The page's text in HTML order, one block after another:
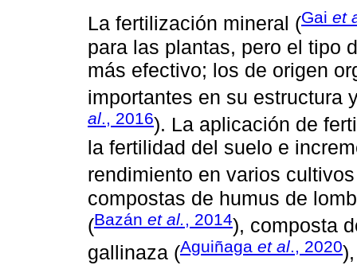
La fertilización mineral (Gai et
para las plantas, pero el tipo
más efectivo; los de origen
importantes en su estructura
al., 2016). La aplicación de
la fertilidad del suelo e
rendimiento en varios
compostas de humus de
(Bazán et al. , 2014), composta
gallinaza (Aguiñaga et al., 2020